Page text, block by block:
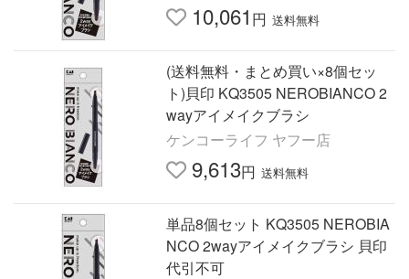
10,061 円 送料無料
(送料無料・まとめ買い×8個セッ
ト)貝印 KQ3505 NEROBIANCO 2
wayアイメイクブラシ
ケンコーライフ ヤフー店
9,613円 送料無料
単品8個セット KQ3505 NEROBIA
NCO 2wayアイメイクブラシ 貝印
代引不可